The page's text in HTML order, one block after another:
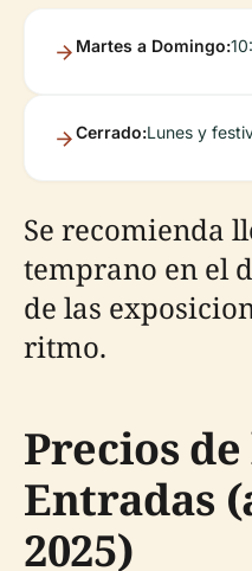
Martes a Domingo:
Cerrado:Lunes y
Se recomienda
temprano en el
de las
ritmo.
Precios
Entradas
2025)